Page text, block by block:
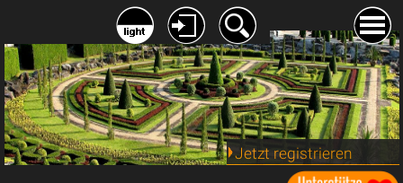
Jetzt registrieren